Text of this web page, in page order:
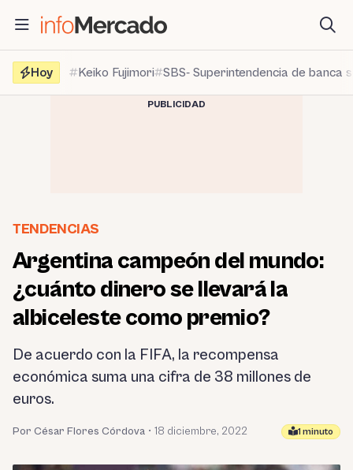
contenido
Hoy
Keiko Fujimori SBS- Superintendencia de banca
PUBLICIDAD
TENDENCIAS
Argentina campeón del mundo:
¿cuánto dinero se llevará la
albiceleste como premio?
De acuerdo con la FIFA, la recompensa
económica suma una cifra de 38 millones de
euros.
Por César Flores Córdova • 18 diciembre, 2022 1 minuto